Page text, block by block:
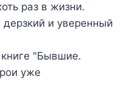
раз в жизни.
и уверенный
"Бывшие.
уже